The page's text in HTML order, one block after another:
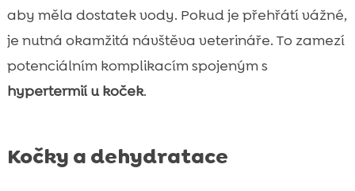
aby měla dostatek vody. Pokud je přehřátí vážné,
je nutná okamžitá návštěva veterináře. To zamezí
potenciálním komplikacím spojeným s
hypertermií u koček.
Kočky a dehydratace